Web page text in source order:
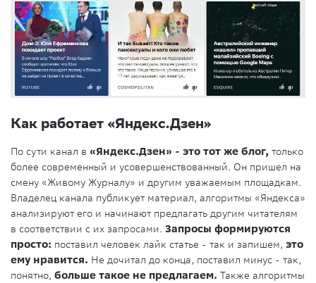
Как работает «Яндекс.Дзен»
По сути канал в «Яндекс.Дзен» - это тот же блог, только
более современный и усовершенствованный. Он пришел на
смену «Живому Журналу» и другим уважаемым площадкам.
Владелец канала публикует материал, алгоритмы «Яндекса»
анализируют его и начинают предлагать другим читателям
в соответствии с их запросами. Запросы формируются
просто: поставил человек лайк статье - так и запишем, это
ему нравится. Не дочитал до конца, поставил минус - так,
понятно, больше такое не предлагаем. Также алгоритмы